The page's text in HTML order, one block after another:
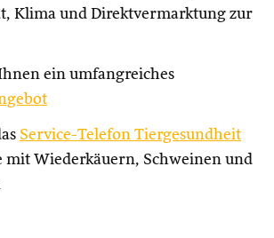
Klima und Direktvermarktung zur
ein umfangreiches
Service-Telefon Tiergesundheit
mit Wiederkäuern, Schweinen und